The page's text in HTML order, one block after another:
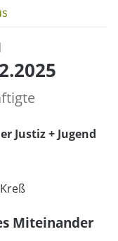
Justiz + Jugend
Miteinander